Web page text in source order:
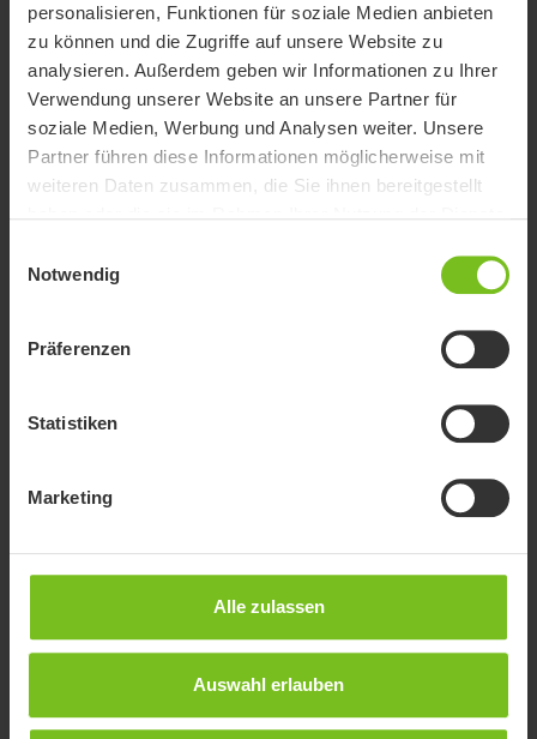
personalisieren, Funktionen für soziale Medien anbieten
zu können und die Zugriffe auf unsere Website zu
analysieren. Außerdem geben wir Informationen zu Ihrer
Verwendung unserer Website an unsere Partner für
soziale Medien, Werbung und Analysen weiter. Unsere
Partner führen diese Informationen möglicherweise mit
weiteren Daten zusammen, die Sie ihnen bereitgestellt
Notwendig
Präferenzen
Statistiken
Marketing
Alle zulassen
Auswahl erlauben
Der robuste Rehabuggy mit kompaktem Faltmaß und